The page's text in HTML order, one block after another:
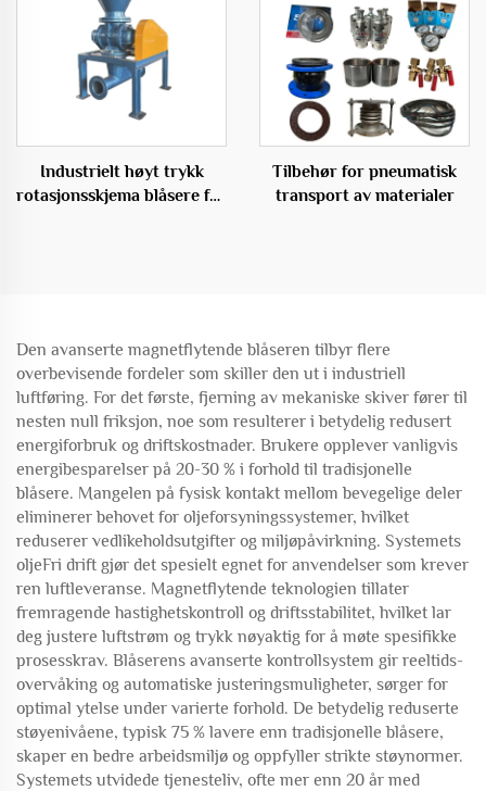
Industrielt høyt trykk
rotasjonsskjema blåsere for
Tilbehør for pneumatisk
transport av materialer
Den avanserte magnetflytende blåseren tilbyr flere
overbevisende fordeler som skiller den ut i industriell
luftføring. For det første, fjerning av mekaniske skiver fører til
nesten null friksjon, noe som resulterer i betydelig redusert
energiforbruk og driftskostnader. Brukere opplever vanligvis
energibesparelser på 20-30 % i forhold til tradisjonelle
blåsere. Mangelen på fysisk kontakt mellom bevegelige deler
eliminerer behovet for oljeforsyningssystemer, hvilket
reduserer vedlikeholdsutgifter og miljøpåvirkning. Systemets
oljeFri drift gjør det spesielt egnet for anvendelser som krever
ren luftleveranse. Magnetflytende teknologien tillater
fremragende hastighetskontroll og driftsstabilitet, hvilket lar
deg justere luftstrøm og trykk nøyaktig for å møte spesifikke
prosesskrav. Blåserens avanserte kontrollsystem gir reeltids-
overvåking og automatiske justeringsmuligheter, sørger for
optimal ytelse under varierte forhold. De betydelig reduserte
støyenivåene, typisk 75 % lavere enn tradisjonelle blåsere,
skaper en bedre arbeidsmiljø og oppfyller strikte støynormer.
Systemets utvidede tjenesteliv, ofte mer enn 20 år med